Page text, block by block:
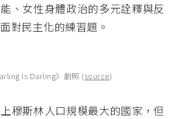
、女性身體政治的多元詮釋與反
對民主化的練習題。
Is Darling》劇照 (source)
穆斯林人口規模最大的國家，但